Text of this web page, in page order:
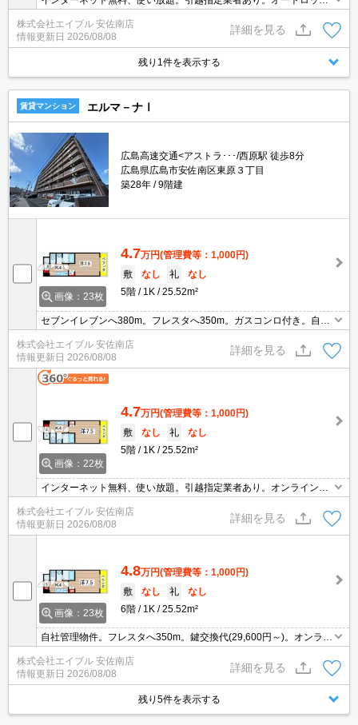
ク。エレベーターあり。3口ガスコンロ付。フレスタへ300m。セブ
ンイレブンへ350m。病院へ350m。中学校へ600m。小学校へ800
m。
株式会社エイブル 安佐南店
情報更新日 2026/08/08
詳細を見る
残り1件を表示する
賃貸マンション エルマ－ナⅠ
広島高速交通<アストラ･･･/西原駅 徒歩8分
広島県広島市安佐南区東原３丁目
築28年
9階建
画像：23枚
4.7万円(管理費等：1,000円)
敷
なし 礼
なし
5階
1K 25.52m²
セブンイレブンへ380m。フレスタへ350m。ガスコンロ付き。自社
管理物件。引越指定業者あり※但し、法人契約の場合相談可。オン
ライン対応相談可。初期費用・家賃カード払い可。中型以上バイク
駐輪可。
株式会社エイブル 安佐南店
情報更新日 2026/08/08
詳細を見る
画像：22枚
4.7万円(管理費等：1,000円)
敷
なし 礼
なし
5階
1K 25.52m²
インターネット無料、使い放題。引越指定業者あり。オンライン内
見対応可。初期費用・家賃カード払い可。平日毎日ゴミ収集。アス
トラムライン利用で本通へ25分。中型以上バイク駐輪可。バイク駐
輪無料。
株式会社エイブル 安佐南店
情報更新日 2026/08/08
詳細を見る
画像：23枚
4.8万円(管理費等：1,000円)
敷
なし 礼
なし
6階
1K 25.52m²
自社管理物件。フレスタへ350m。鍵交換代(29,600円～)。オンライ
ン対応相談可。初期費用・家賃カード払い可。引越指定業者あり※
但し、法人契約の場合相談可。中型以上バイク駐輪可。
株式会社エイブル 安佐南店
情報更新日 2026/08/08
詳細を見る
残り5件を表示する